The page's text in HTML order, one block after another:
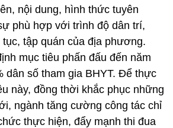
nội dung, hình thức tuyên
phù hợp với trình độ dân trí,
tập quán của địa phương.
mục tiêu phấn đấu đến năm
dân số tham gia BHYT. Để thực
này, đồng thời khắc phục những
ngành tăng cường công tác chỉ
thực hiện, đẩy mạnh thi đua